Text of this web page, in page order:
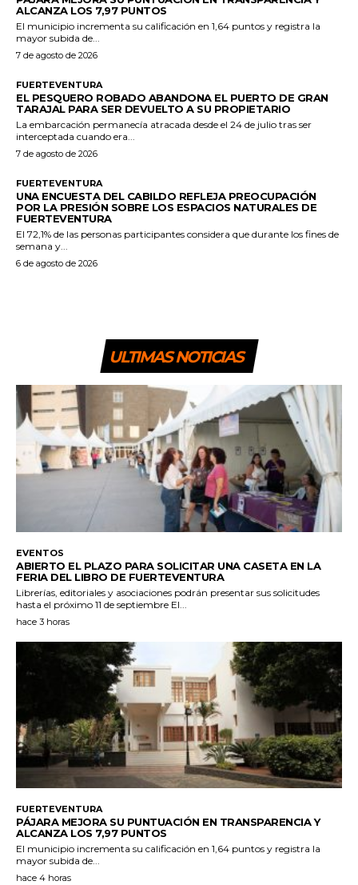
ALCANZA LOS 7,97 PUNTOS
El municipio incrementa su calificación en 1,64 puntos y registra la
mayor subida de...
7 de agosto de 2026
FUERTEVENTURA
EL PESQUERO ROBADO ABANDONA EL PUERTO DE GRAN
TARAJAL PARA SER DEVUELTO A SU PROPIETARIO
La embarcación permanecía atracada desde el 24 de julio tras ser
interceptada cuando era...
7 de agosto de 2026
FUERTEVENTURA
UNA ENCUESTA DEL CABILDO REFLEJA PREOCUPACIÓN
POR LA PRESIÓN SOBRE LOS ESPACIOS NATURALES DE
FUERTEVENTURA
El 72,1% de las personas participantes considera que durante los fines de
semana y...
6 de agosto de 2026
ULTIMAS NOTICIAS
EVENTOS
ABIERTO EL PLAZO PARA SOLICITAR UNA CASETA EN LA
FERIA DEL LIBRO DE FUERTEVENTURA
Librerías, editoriales y asociaciones podrán presentar sus solicitudes
hasta el próximo 11 de septiembre El...
hace 3 horas
FUERTEVENTURA
PÁJARA MEJORA SU PUNTUACIÓN EN TRANSPARENCIA Y
ALCANZA LOS 7,97 PUNTOS
El municipio incrementa su calificación en 1,64 puntos y registra la
mayor subida de...
hace 4 horas